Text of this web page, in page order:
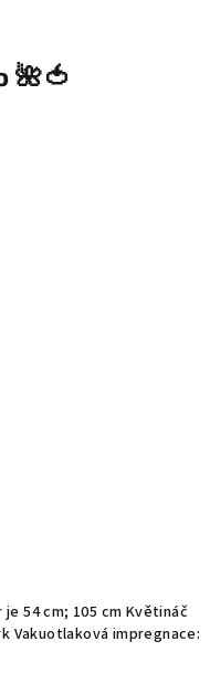
🌺🍅
54 cm; 105 cm Květináč
Vakuotlaková impregnace: